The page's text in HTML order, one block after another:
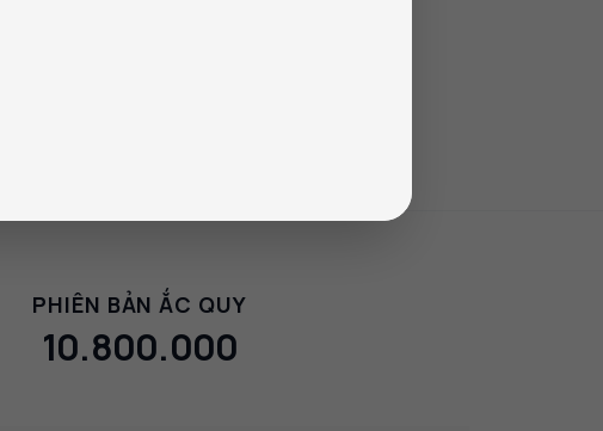
PHIÊN BẢN ẮC QUY
10.800.000